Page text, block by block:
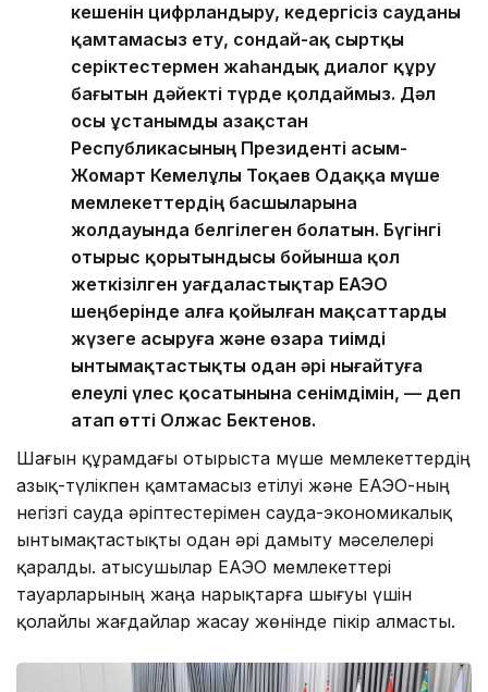
кешенін цифрландыру, кедергісіз сауданы
қамтамасыз ету, сондай-ақ сыртқы
серіктестермен жаһандық диалог құру
бағытын дәйекті түрде қолдаймыз. Дәл
осы ұстанымды Қазақстан
Республикасының Президенті Қасым-
Жомарт Кемелұлы Тоқаев Одаққа мүше
мемлекеттердің басшыларына
жолдауында белгілеген болатын. Бүгінгі
отырыс қорытындысы бойынша қол
жеткізілген уағдаластықтар ЕАЭО
шеңберінде алға қойылған мақсаттарды
жүзеге асыруға және өзара тиімді
ынтымақтастықты одан әрі нығайтуға
елеулі үлес қосатынына сенімдімін, — деп
атап өтті Олжас Бектенов.
Шағын құрамдағы отырыста мүше мемлекеттердің
азық-түлікпен қамтамасыз етілуі және ЕАЭО-ның
негізгі сауда әріптестерімен сауда-экономикалық
ынтымақтастықты одан әрі дамыту мәселелері
қаралды. Қатысушылар ЕАЭО мемлекеттері
тауарларының жаңа нарықтарға шығуы үшін
қолайлы жағдайлар жасау жөнінде пікір алмасты.